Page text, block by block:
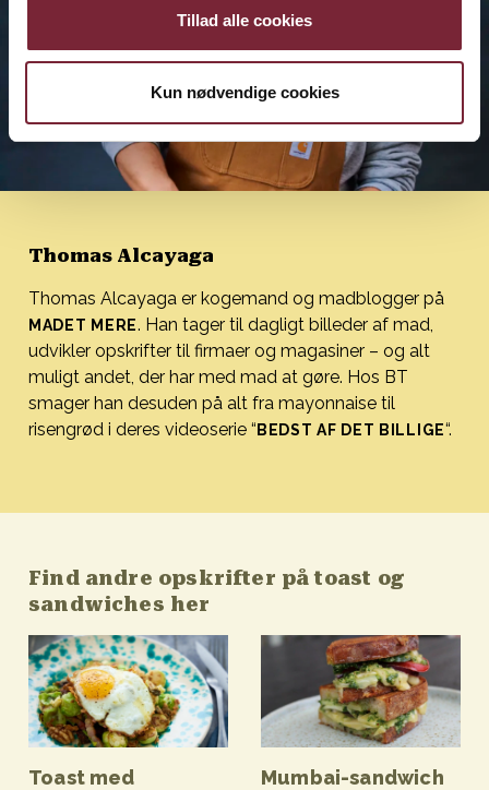
Tillad alle cookies
Kun nødvendige cookies
Thomas Alcayaga
Thomas Alcayaga er kogemand og madblogger på
MADET MERE. Han tager til dagligt billeder af mad,
udvikler opskrifter til firmaer og magasiner – og alt
muligt andet, der har med mad at gøre. Hos BT
smager han desuden på alt fra mayonnaise til
risengrød i deres videoserie “ BEDST AF DET BILLIGE“.
Find andre opskrifter på toast og
sandwiches her
Toast med
Mumbai-sandwich